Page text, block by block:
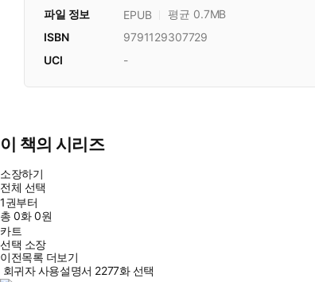
파일 정보 EPUB
평균 0.7MB
ISBN
9791129307729
UCI
-
이 책의 시리즈
소장하기
전체 선택
1권부터
총0화0원
카트
선택 소장
이전목록 더보기
회귀자 사용설명서 2277화 선택